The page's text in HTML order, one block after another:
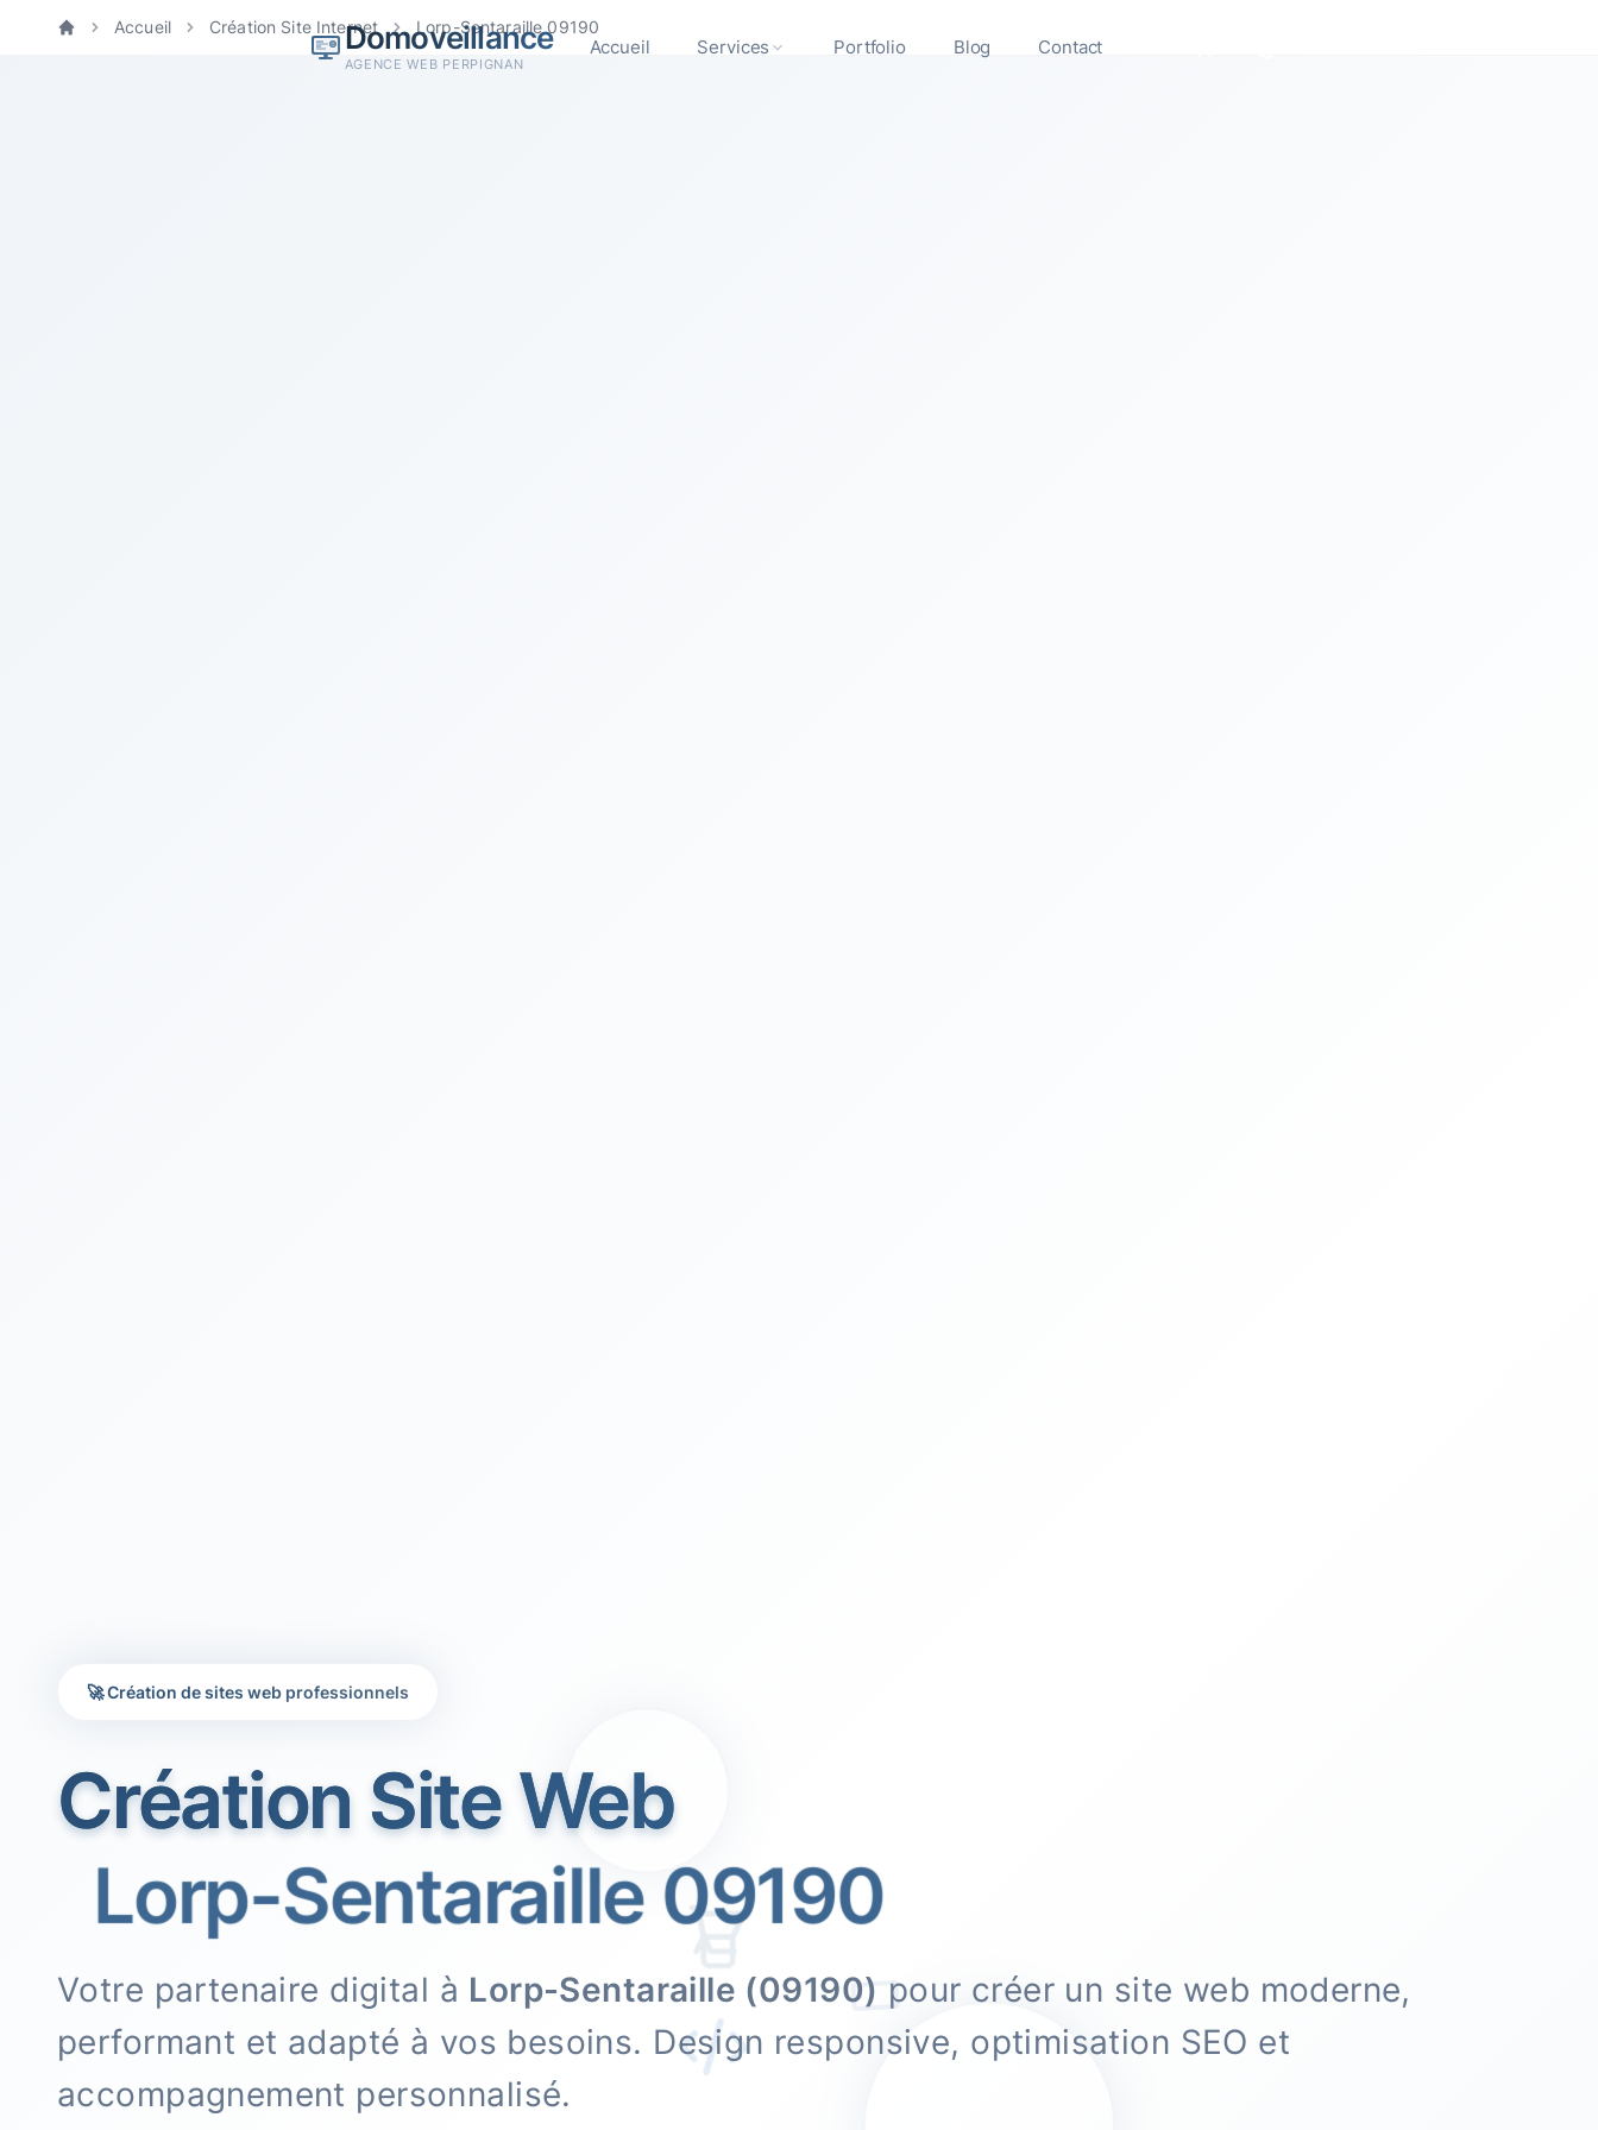
Domoveillance
AGENCE WEB PERPIGNAN
Accueil Services Portfolio Blog Contact
Accueil Création Site Internet Lorp-Sentaraille 09190
🚀 Création de sites web professionnels
Création Site Web
Lorp-Sentaraille 09190
Votre partenaire digital à Lorp-Sentaraille (09190) pour créer un site web moderne,
performant et adapté à vos besoins. Design responsive, optimisation SEO et
accompagnement personnalisé.